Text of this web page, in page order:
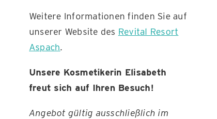
Weitere Informationen finden Sie auf
unserer Website des Revital Resort
Aspach.
Unsere Kosmetikerin Elisabeth
freut sich auf Ihren Besuch!
Angebot gültig ausschließlich im